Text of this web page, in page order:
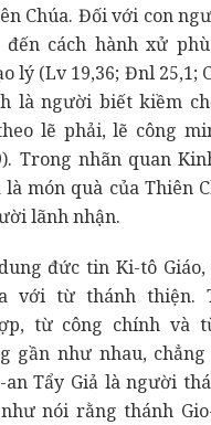
Chúa. Đối với con
đến cách hành xử
lý (Lv 19,36; Đnl 25,1;
là người biết kiềm
lẽ phải, lẽ công
Trong nhãn quan
món quà của Thiên
lãnh nhận.
đức tin Ki-tô
với từ thánh thiện.
từ công chính và
gần như nhau,
an Tẩy Giả là người
nói rằng thánh